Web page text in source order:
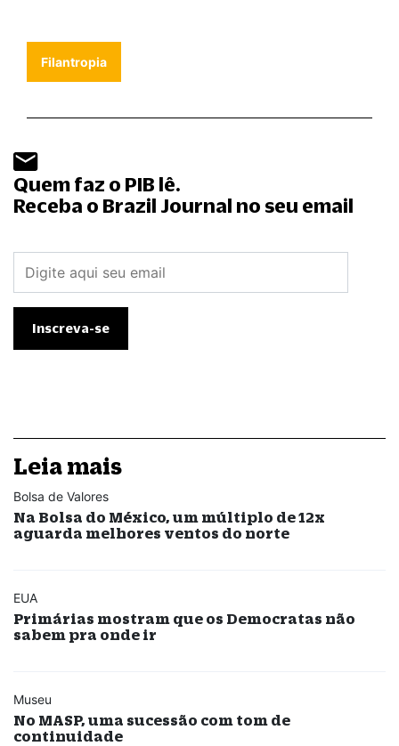
Filantropia
Quem faz o PIB lê.
Receba o Brazil Journal no seu email
Leia mais
Bolsa de Valores
Na Bolsa do México, um múltiplo de 12x
aguarda melhores ventos do norte
EUA
Primárias mostram que os Democratas não
sabem pra onde ir
Museu
No MASP, uma sucessão com tom de
continuidade